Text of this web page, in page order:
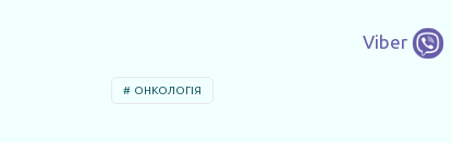
Viber
ОНКОЛОГІЯ